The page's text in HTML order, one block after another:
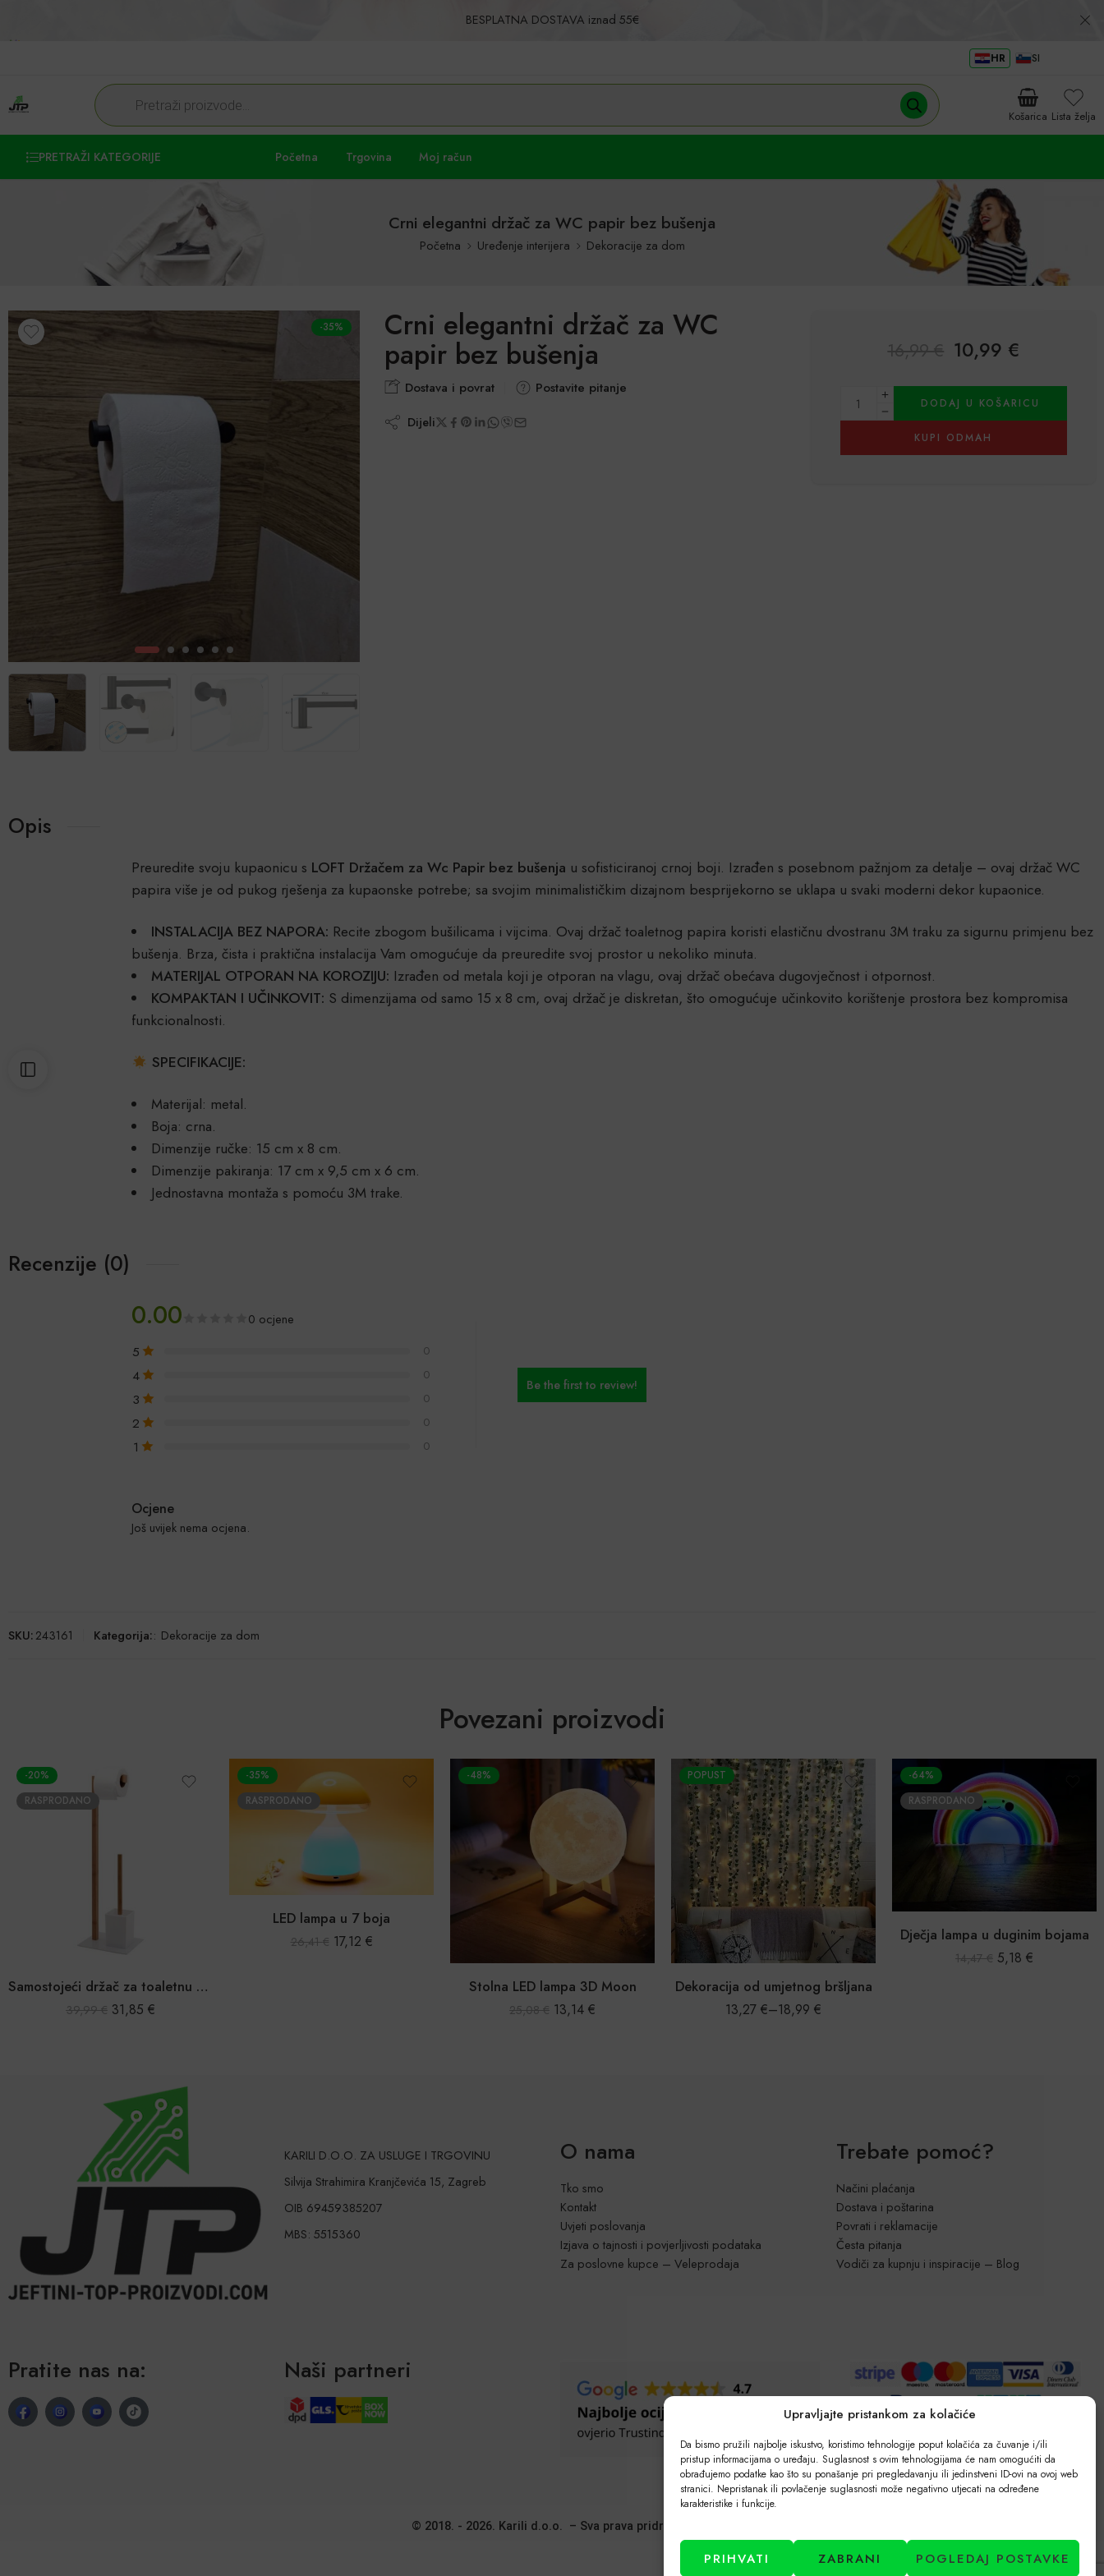
Upravljajte pristankom za kolačiće
Da bismo pružili najbolje iskustvo, koristimo tehnologije poput kolačića za čuvanje i/ili
pristup informacijama o uređaju. Suglasnost s ovim tehnologijama će nam omogućiti da
obrađujemo podatke kao što su ponašanje pri pregledavanju ili jedinstveni ID-ovi na ovoj web
stranici. Nepristanak ili povlačenje suglasnosti može negativno utjecati na određene
karakteristike i funkcije.
PRIHVATI ZABRANI POGLEDAJ POSTAVKE
BESPLATNA DOSTAVA iznad 55€
HR SI
Košarica Lista želja
PRETRAŽI KATEGORIJE Početna Trgovina Moj račun
Crni elegantni držač za WC papir bez bušenja
Početna Uređenje interijera Dekoracije za dom
-35% Crni elegantni držač za WC
papir bez bušenja
Dostava i povrat Postavite pitanje
Dijeli
16,99€ 10,99 €
DODAJ U KOŠARICU
KUPI ODMAH
Alternative:
Opis
Preuredite svoju kupaonicu s LOFT Držačem za Wc Papir bez bušenja u sofisticiranoj crnoj boji. Izrađen s posebnom pažnjom za detalje – ovaj držač WC
papira više je od pukog rješenja za kupaonske potrebe; sa svojim minimalističkim dizajnom besprijekorno se uklapa u svaki moderni dekor kupaonice.
INSTALACIJA BEZ NAPORA: Recite zbogom bušilicama i vijcima. Ovaj držač toaletnog papira koristi elastičnu dvostranu 3M traku za sigurnu primjenu bez
bušenja. Brza, čista i praktična instalacija Vam omogućuje da preuredite svoj prostor u nekoliko minuta.
MATERIJAL OTPORAN NA KOROZIJU: Izrađen od metala koji je otporan na vlagu, ovaj držač obećava dugovječnost i otpornost.
KOMPAKTAN I UČINKOVIT: S dimenzijama od samo 15 x 8 cm, ovaj držač je diskretan, što omogućuje učinkovito korištenje prostora bez kompromisa
funkcionalnosti.
SPECIFIKACIJE:
Materijal: metal.
Boja: crna.
Dimenzije ručke: 15 cm x 8 cm.
Dimenzije pakiranja: 17 cm x 9,5 cm x 6 cm.
Jednostavna montaža s pomoću 3M trake.
Recenzije (0)
0.00 0 ocjene
5 0
4 0
3 0
2 0
1 0
Be the first to review!
Ocjene
Još uvijek nema ocjena.
SKU:243161 Kategorija:: Dekoracije za dom
Povezani proizvodi
-20%
RASPRODANO
Samostojeći držač za toaletnu rolu i četku od bambusa
39,99€ 31,85 €
-35%
RASPRODANO
LED lampa u 7 boja
26,41€ 17,12 €
-48%
Stolna LED lampa 3D Moon
25,08€ 13,14 €
POPUST
Dekoracija od umjetnog bršljana
13,27 €–18,99 €
-64%
RASPRODANO
Dječja lampa u duginim bojama
14,47€ 5,18 €
KARILI D.O.O. ZA USLUGE I TRGOVINU
Silvija Strahimira Kranjčevića 15, Zagreb
OIB 69459385207
MBS: 5515360
O nama
Tko smo
Kontakt
Uvjeti poslovanja
Izjava o tajnosti i povjerljivosti podataka
Za poslovne kupce – Veleprodaja
Trebate pomoć?
Načini plaćanja
Dostava i poštarina
Povrati i reklamacije
Česta pitanja
Vodiči za kupnju i inspiracije – Blog
Pratite nas na: Naši partneri
© 2018. - 2026. Karili d.o.o. – Sva prava pridržana!